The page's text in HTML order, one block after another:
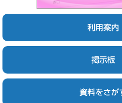
利用案内
掲示板
資料をさが